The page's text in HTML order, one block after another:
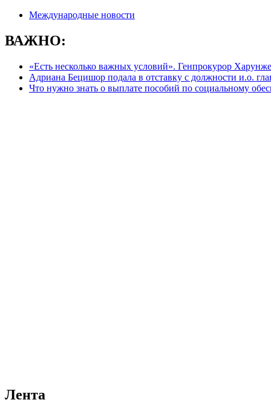
Международные новости
ВАЖНО:
«Есть несколько важных условий». Генпрокурор
Адриана Бецишор подала в отставку с должности и.о.
Что нужно знать о выплате пособий по социальному
Лента